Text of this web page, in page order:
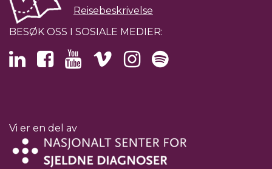
Reisebeskrivelse
BESØK OSS I SOSIALE MEDIER:
Vi er en del av